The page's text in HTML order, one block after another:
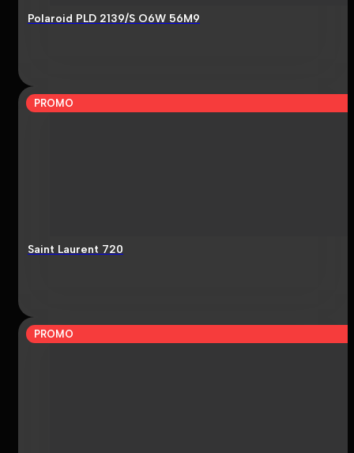
Polaroid PLD 2139/S O6W 56M9
PROMO
Saint Laurent 720
PROMO